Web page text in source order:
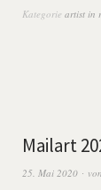
Kategorie artist in
Mailart
25. Mai 2020 von